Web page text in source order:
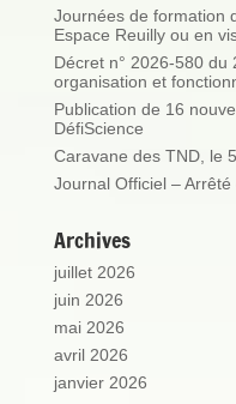
Journées de formation
Espace Reuilly ou en
Décret n° 2026-580 du
organisation et
Publication de 16
DéfiScience
Caravane des TND, le
Journal Officiel –
Archives
juillet 2026
juin 2026
mai 2026
avril 2026
janvier 2026